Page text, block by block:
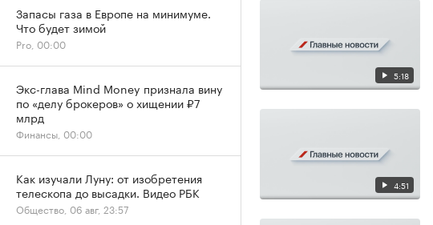
5:18
4:51
Запасы газа в Европе на минимуме.
Что будет зимой
Pro, 00:00
Экс-глава Mind Money признала вину
по «делу брокеров» о хищении ₽7
млрд
Финансы, 00:00
Как изучали Луну: от изобретения
телескопа до высадки. Видео РБК
Общество, 06 авг, 23:57